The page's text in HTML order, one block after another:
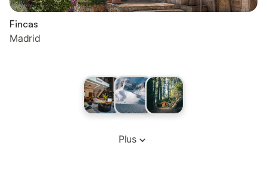
Fincas
Madrid
Plus